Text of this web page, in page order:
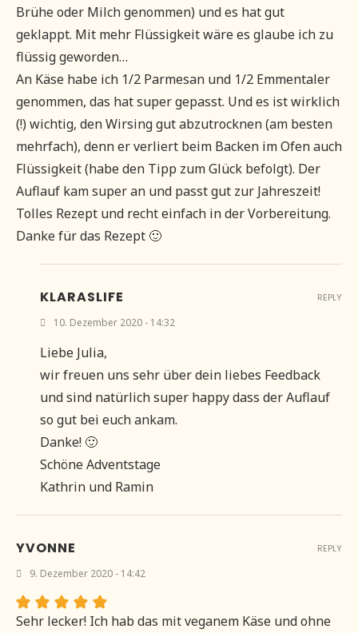
Brühe oder Milch genommen) und es hat gut
geklappt. Mit mehr Flüssigkeit wäre es glaube ich zu
flüssig geworden…
An Käse habe ich 1/2 Parmesan und 1/2 Emmentaler
genommen, das hat super gepasst. Und es ist wirklich
(!) wichtig, den Wirsing gut abzutrocknen (am besten
mehrfach), denn er verliert beim Backen im Ofen auch
Flüssigkeit (habe den Tipp zum Glück befolgt). Der
Auflauf kam super an und passt gut zur Jahreszeit!
Tolles Rezept und recht einfach in der Vorbereitung.
Danke für das Rezept 🙂
KLARASLIFE
10. Dezember 2020 - 14:32
Liebe Julia,
wir freuen uns sehr über dein liebes Feedback
und sind natürlich super happy dass der Auflauf
so gut bei euch ankam.
Danke! 🙂
Schöne Adventstage
Kathrin und Ramin
REPLY
YVONNE
9. Dezember 2020 - 14:42
Sehr lecker! Ich hab das mit veganem Käse und ohne
REPLY